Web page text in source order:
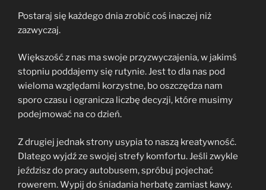
Postaraj się każdego dnia zrobić coś inaczej niż
zazwyczaj.
Większość z nas ma swoje przyzwyczajenia, w jakimś
stopniu poddajemy się rutynie. Jest to dla nas pod
wieloma względami korzystne, bo oszczędza nam
sporo czasu i ogranicza liczbę decyzji, które musimy
podejmować na co dzień.
Z drugiej jednak strony usypia to naszą kreatywność.
Dlatego wyjdź ze swojej strefy komfortu. Jeśli zwykle
jeździsz do pracy autobusem, spróbuj pojechać
rowerem. Wypij do śniadania herbatę zamiast kawy.